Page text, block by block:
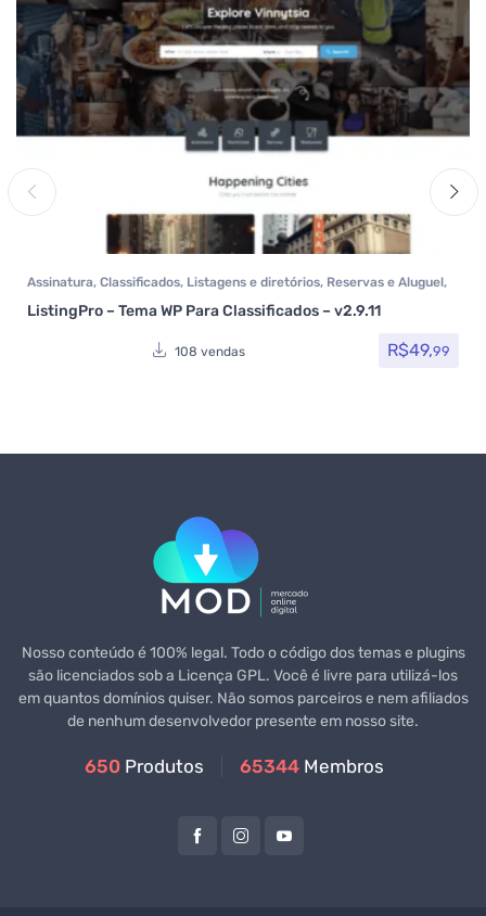
Assinatura, Classificados, Listagens e diretórios, Reservas e Aluguel,
Temas
Themeforest Todos os itens
ListingPro – Tema WP Para Classificados – v2.9.11
108 vendas R$49,99
Nosso conteúdo é 100% legal. Todo o código dos temas e plugins
são licenciados sob a Licença GPL. Você é livre para utilizá-los
em quantos domínios quiser. Não somos parceiros e nem afiliados
de nenhum desenvolvedor presente em nosso site.
650 Produtos 65344 Membros